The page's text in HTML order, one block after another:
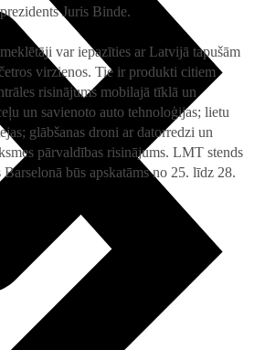
Juris Binde.
var iepazīties ar Latvijā tapušām
virzienos. Tie ir produkti citiem
risinājums mobilajā tīklā un
un savienoto auto tehnoloģijas; lietu
glābšanas droni ar datorredzi un
pārvaldības risinājums. LMT stends
būs apskatāms no 25. līdz 28.